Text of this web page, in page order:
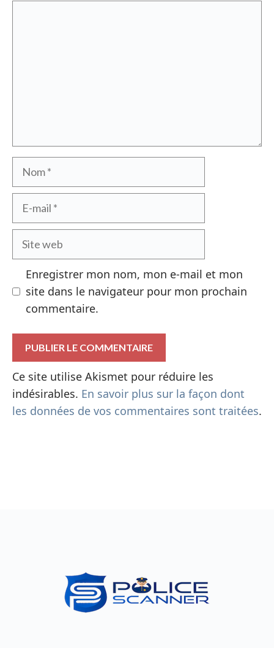
Nom
Site
Enregistrer mon nom, mon e-mail et mon
site dans le navigateur pour mon prochain
commentaire.
Ce site utilise Akismet pour réduire les
indésirables. En savoir plus sur la façon dont
les données de vos commentaires sont traitées.